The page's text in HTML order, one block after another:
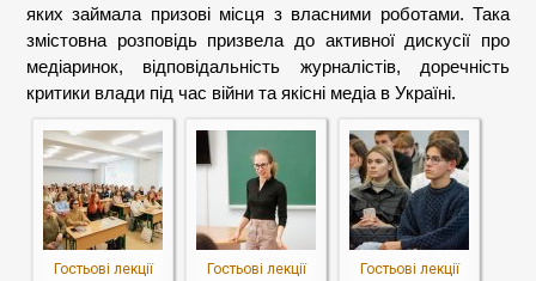
яких займала призові місця з власними роботами. Така
змістовна розповідь призвела до активної дискусії про
медіаринок, відповідальність журналістів, доречність
критики влади під час війни та якісні медіа в Україні.
Гостьові лекції
Гостьові лекції
Гостьові лекції